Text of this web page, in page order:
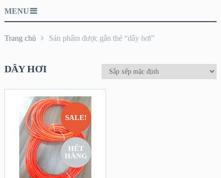
MENU
Trang chủ Sản phẩm được gắn thẻ “dây hơi”
DÂY HƠI
SALE!
HẾT
HÀNG